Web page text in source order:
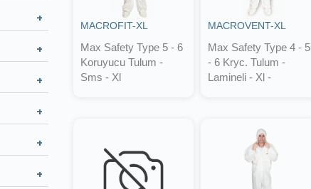
MACROFIT-XL
Max Safety Type 5 - 6
Koruyucu Tulum -
Sms - Xl
MACROVENT-XL
Max Safety Type 4 - 5
- 6 Kryc. Tulum -
Lamineli - Xl -